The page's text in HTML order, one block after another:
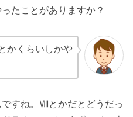
たことがありますか？
かくらいしかや
すね。Ⅷとかだとどうだっ